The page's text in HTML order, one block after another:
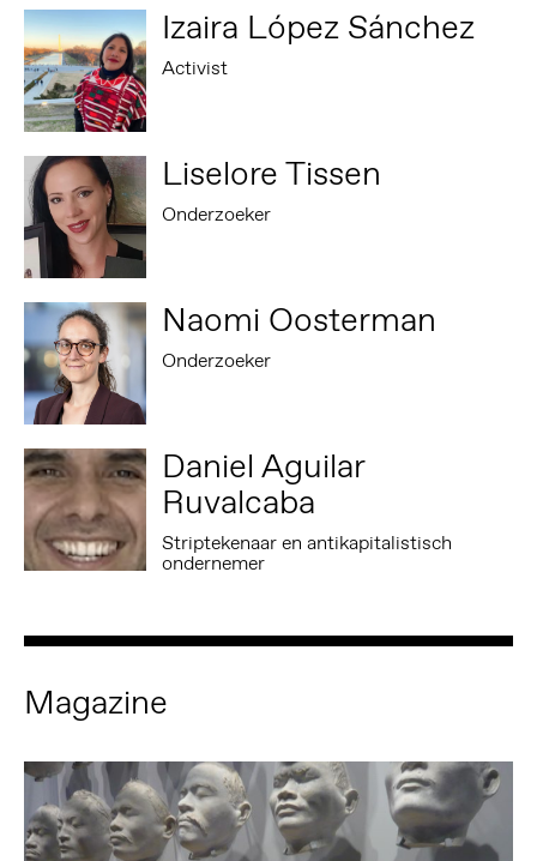
Izaira López Sánchez
Activist
Liselore Tissen
Onderzoeker
Naomi Oosterman
Onderzoeker
Daniel Aguilar
Ruvalcaba
Striptekenaar en antikapitalistisch
ondernemer
Magazine